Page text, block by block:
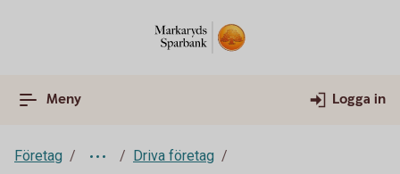
Meny Logga in
Företag
Driva företag